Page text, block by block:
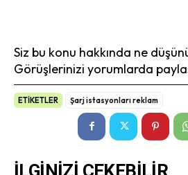
Siz bu konu hakkında ne
Görüşlerinizi yorumlarda
ETİKETLER Şarj istasyonları reklam